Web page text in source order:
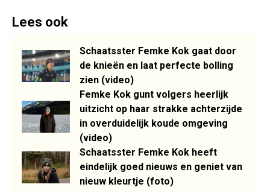
Lees ook
Schaatsster Femke Kok gaat door
de knieën en laat perfecte bolling
zien (video)
Femke Kok gunt volgers heerlijk
uitzicht op haar strakke achterzijde
in overduidelijk koude omgeving
(video)
Schaatsster Femke Kok heeft
eindelijk goed nieuws en geniet van
nieuw kleurtje (foto)